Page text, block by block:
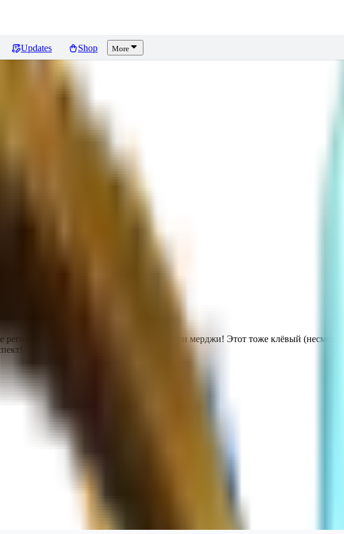
Updates Shop More
personality. My respect! Камрад, обожаю твои мерджи! Этот тоже клёвый (несмотря